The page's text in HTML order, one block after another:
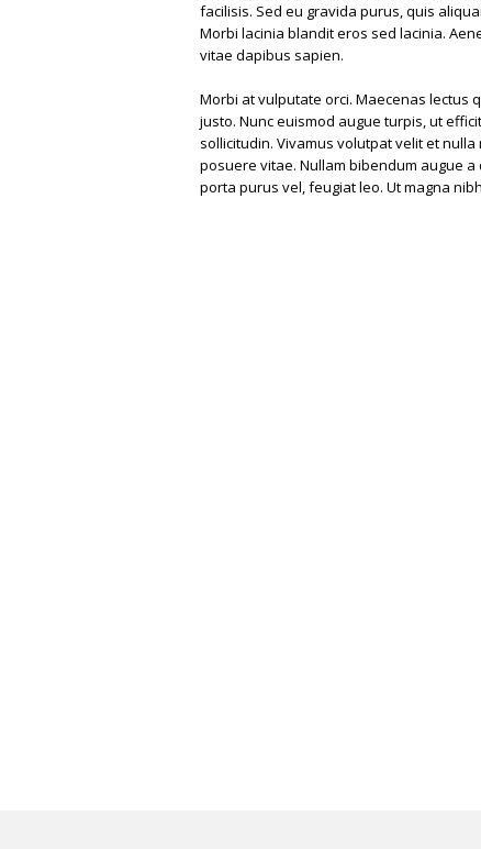
facilisis. Sed eu gravida purus, quis
Morbi lacinia blandit eros sed lacinia.
vitae dapibus sapien.
Morbi at vulputate orci. Maecenas lectus
justo. Nunc euismod augue turpis, ut
sollicitudin. Vivamus volutpat velit et
posuere vitae. Nullam bibendum augue
porta purus vel, feugiat leo. Ut magna